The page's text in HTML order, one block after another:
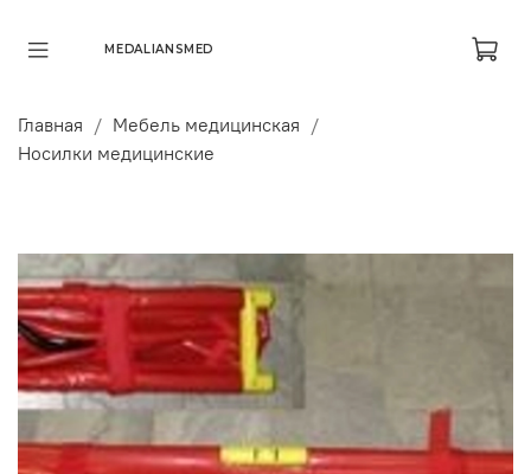
MEDALIANSMED
Главная
Мебель медицинская
Носилки медицинские